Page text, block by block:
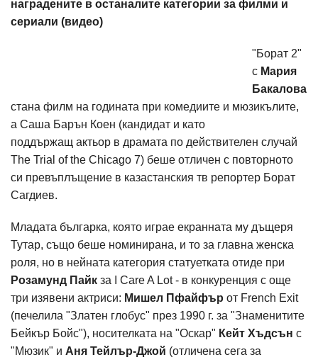
наградените в останалите категории за филми и
сериали (видео)
"Борат 2"
с Мария
Бакалова
стана филм на годината при комедиите и мюзикълите,
а Саша Барън Коен (кандидат и като
поддържащ актьор в драмата по действителен случай
The Trial of the Chicago 7) беше отличен с повторното
си превъплъщение в казастанския тв репортер Борат
Сагдиев.
Младата българка, която играе екранната му дъщеря
Тутар, също беше номинирана, и то за главна женска
роля, но в нейната категория статуетката отиде при
Розамунд Пайк за I Care A Lot - в конкуренция с още
три изявени актриси: Мишел Пфайфър от French Exit
(печелила "Златен глобус" през 1990 г. за "Знаменитите
Бейкър Бойс"), носителката на "Оскар" Кейт Хъдсън с
"Мюзик" и Аня Тейлър-Джой (отличена сега за